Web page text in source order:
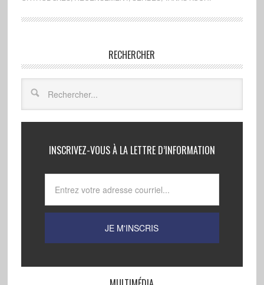
RECHERCHER
INSCRIVEZ-VOUS À LA LETTRE D’INFORMATION